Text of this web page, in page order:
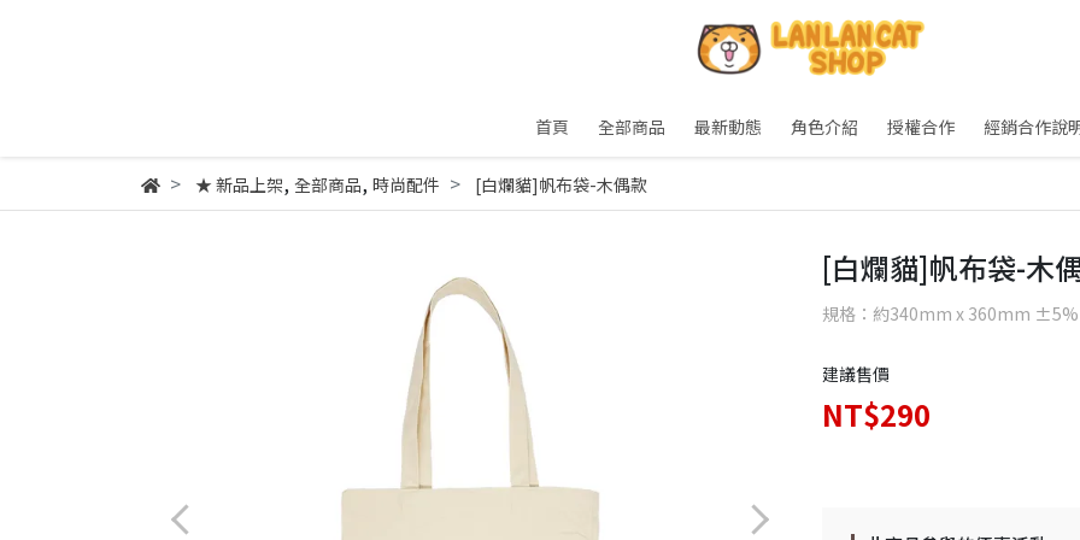
首頁 全部商品 最新動態 角色介紹 授權合作 經銷合作說
★ 新品上架, 全部商品, 時尚配件 [白爛貓]帆布袋-木偶款
[白爛貓]帆布袋-木
規格：約340mm x 360mm ±5%
建議售價
NT$290